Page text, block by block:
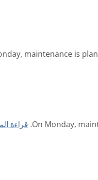
maintenance is
On Monday, قراءة